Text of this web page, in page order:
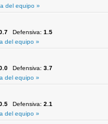
del equipo »
Defensiva: 1.5
del equipo »
Defensiva: 3.7
del equipo »
Defensiva: 2.1
del equipo »